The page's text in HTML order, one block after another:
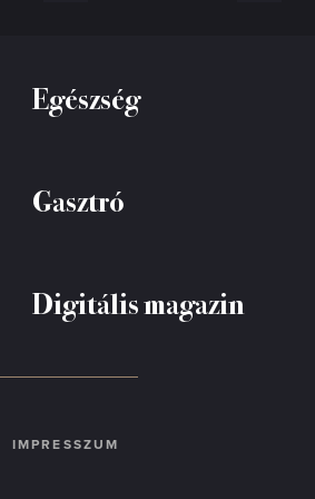
Egészség
Gasztró
Digitális magazin
IMPRESSZUM